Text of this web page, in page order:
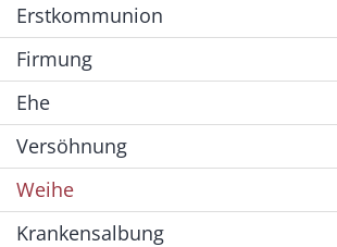
Erstkommunion
Firmung
Ehe
Versöhnung
Weihe
Krankensalbung